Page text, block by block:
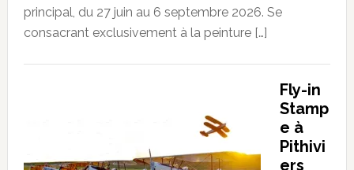
principal, du 27 juin au 6 septembre 2026. Se
consacrant exclusivement à la peinture […]
Fly-in
Stamp
e à
Pithivi
ers